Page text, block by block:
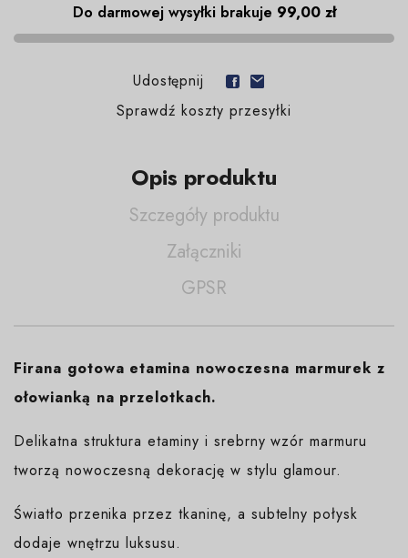
Do darmowej wysyłki brakuje 99,00 zł
Udostępnij
Sprawdź koszty przesyłki
Opis produktu
Szczegóły produktu
Załączniki
GPSR
Firana gotowa etamina nowoczesna marmurek z
ołowianką na przelotkach.
Delikatna struktura etaminy i srebrny wzór marmuru
tworzą nowoczesną dekorację w stylu glamour.
Światło przenika przez tkaninę, a subtelny połysk
dodaje wnętrzu luksusu.